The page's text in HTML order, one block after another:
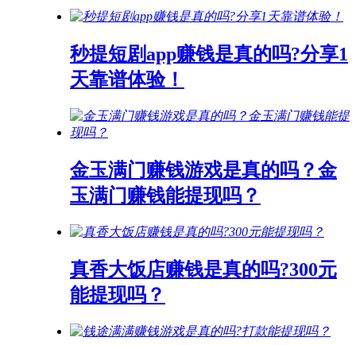
秒提短剧app赚钱是真的吗?分享1
天靠谱体验！
金玉满门赚钱游戏是真的吗？金
玉满门赚钱能提现吗？
真香大饭店赚钱是真的吗?300元
能提现吗？